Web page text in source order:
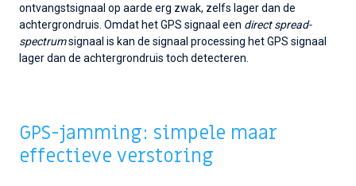
ontvangstsignaal op aarde erg zwak, zelfs lager dan de
achtergrondruis. Omdat het GPS signaal een direct spread-
spectrumsignaal is kan de signaal processing het GPS signaal
lager dan de achtergrondruis toch detecteren.
GPS-jamming: simpele maar
effectieve verstoring